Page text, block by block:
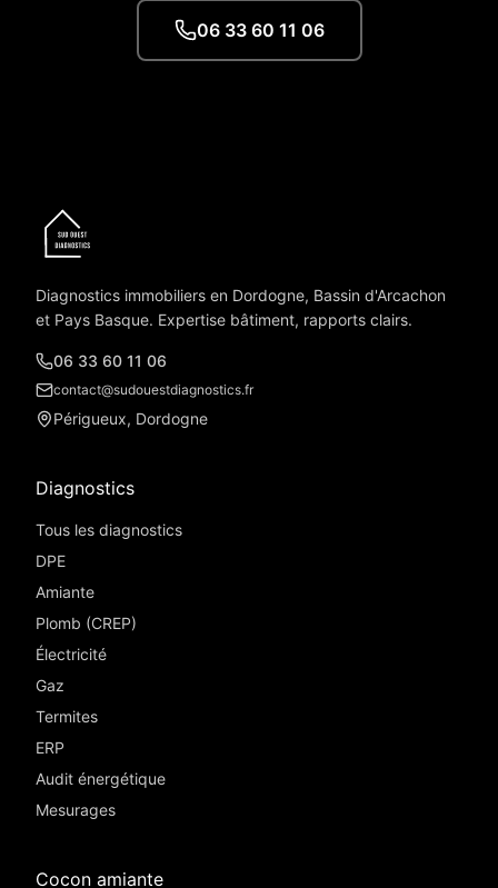
06 33 60 11 06
Diagnostics immobiliers en Dordogne, Bassin d'Arcachon
et Pays Basque. Expertise bâtiment, rapports clairs.
06 33 60 11 06
contact@sudouestdiagnostics.fr
Périgueux, Dordogne
Diagnostics
Tous les diagnostics
DPE
Amiante
Plomb (CREP)
Électricité
Gaz
Termites
ERP
Audit énergétique
Mesurages
Cocon amiante